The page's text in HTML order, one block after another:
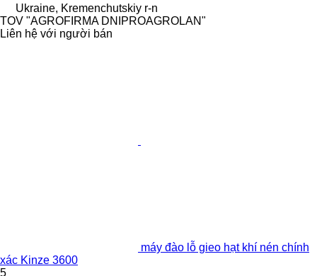
Ukraine, Kremenchutskiy r-n
TOV "AGROFIRMA DNIPROAGROLAN"
Liên hệ với người bán
máy đào lỗ gieo hạt khí nén chính
xác Kinze 3600
5